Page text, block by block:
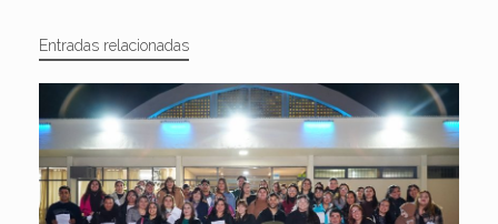
Entradas relacionadas